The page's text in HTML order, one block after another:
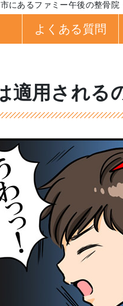
にあるファミー午後の整骨院
よくある質問
適用される